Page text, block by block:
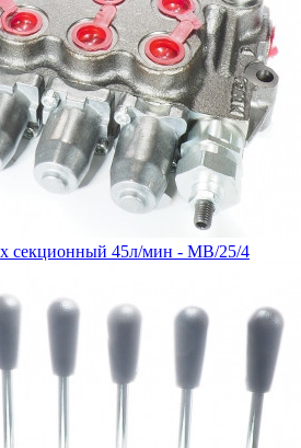
х секционный 45л/мин - MB/25/4